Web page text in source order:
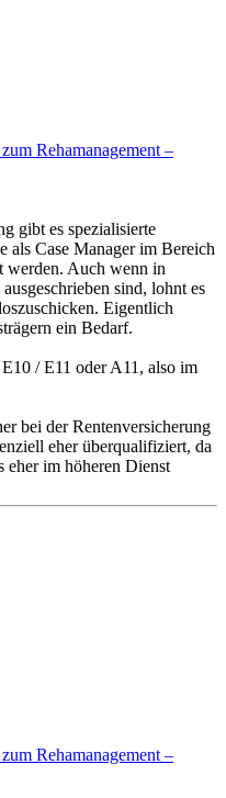
Rehamanagement –
gibt es spezialisierte
als Case Manager im Bereich
werden. Auch wenn in
sind, lohnt es
Eigentlich
ein Bedarf.
/ E11 oder A11, also im
bei der Rentenversicherung
eher überqualifiziert, da
eher im höheren Dienst
Rehamanagement –